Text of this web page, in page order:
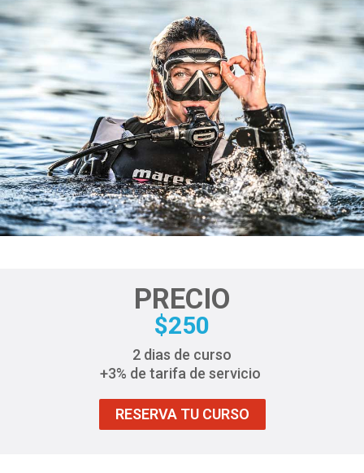
N
PRECIO
$250
2 dias de curso
+3% de tarifa de servicio
RESERVA TU CURSO